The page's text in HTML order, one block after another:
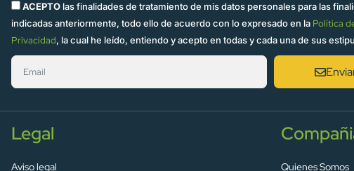
ACEPTO las finalidades de tratamiento de mis datos personales para las
indicadas anteriormente, todo ello de acuerdo con lo expresado en la Política
Privacidad, la cual he leído, entiendo y acepto en todas y cada una de sus
Legal
Aviso legal Quienes Somos